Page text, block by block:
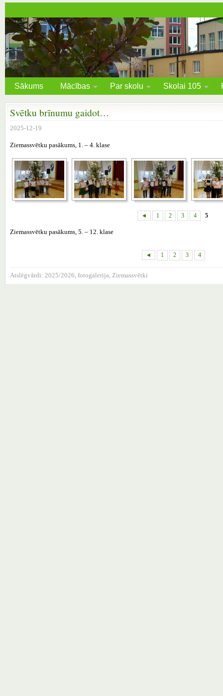
Sākums Mācības Par skolu Skolai 105
Svētku brīnumu gaidot…
2025-12-19
Ziemassvētku pasākums, 1. – 4. klase
◄ 1 2 3 4 5
Ziemassvētku pasākums, 5. – 12. klase
◄ 1 2 3 4
Atslēgvārdi: 2025/2026, fotogalerija, Ziemassvētki